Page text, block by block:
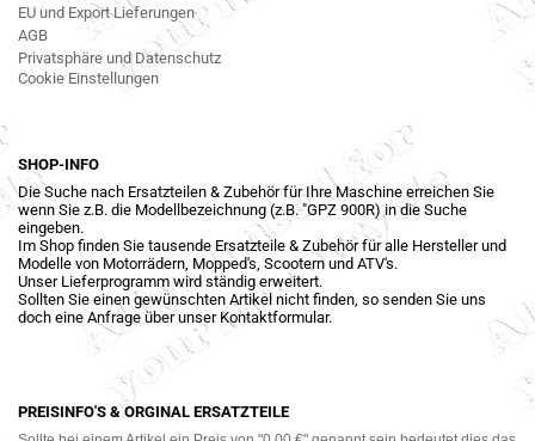
EU und Export Lieferungen
AGB
Privatsphäre und Datenschutz
Cookie Einstellungen
SHOP-INFO
Die Suche nach Ersatzteilen & Zubehör für Ihre Maschine erreichen Sie
wenn Sie z.B. die Modellbezeichnung (z.B. "GPZ 900R) in die Suche
eingeben.
Im Shop finden Sie tausende Ersatzteile & Zubehör für alle Hersteller und
Modelle von Motorrädern, Mopped's, Scootern und ATV's.
Unser Lieferprogramm wird ständig erweitert.
Sollten Sie einen gewünschten Artikel nicht finden, so senden Sie uns
doch eine Anfrage über unser Kontaktformular.
PREISINFO'S & ORGINAL ERSATZTEILE